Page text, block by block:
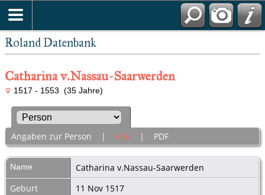
Roland Datenbank
Catharina v.Nassau-Saarwerden
1517 - 1553 (35 Jahre)
Angaben zur Person | Alle | PDF
Name Catharina v.Nassau-Saarwerden
Geburt
11 Nov 1517